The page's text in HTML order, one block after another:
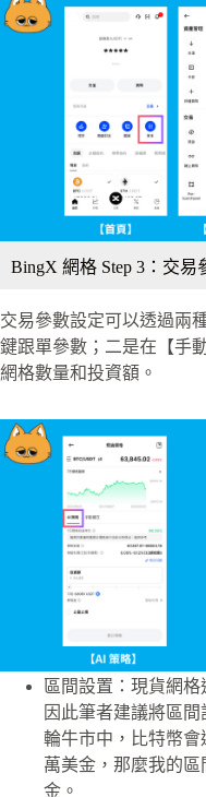
BingX 網格 Step 3：交易
交易參數設定可以透過兩
鍵跟單參數；二是在【手
網格數量和投資額。
區間設置：現貨網格
因此筆者建議將區
輪牛市中，比特幣會
萬美金，那麼我的區
金。